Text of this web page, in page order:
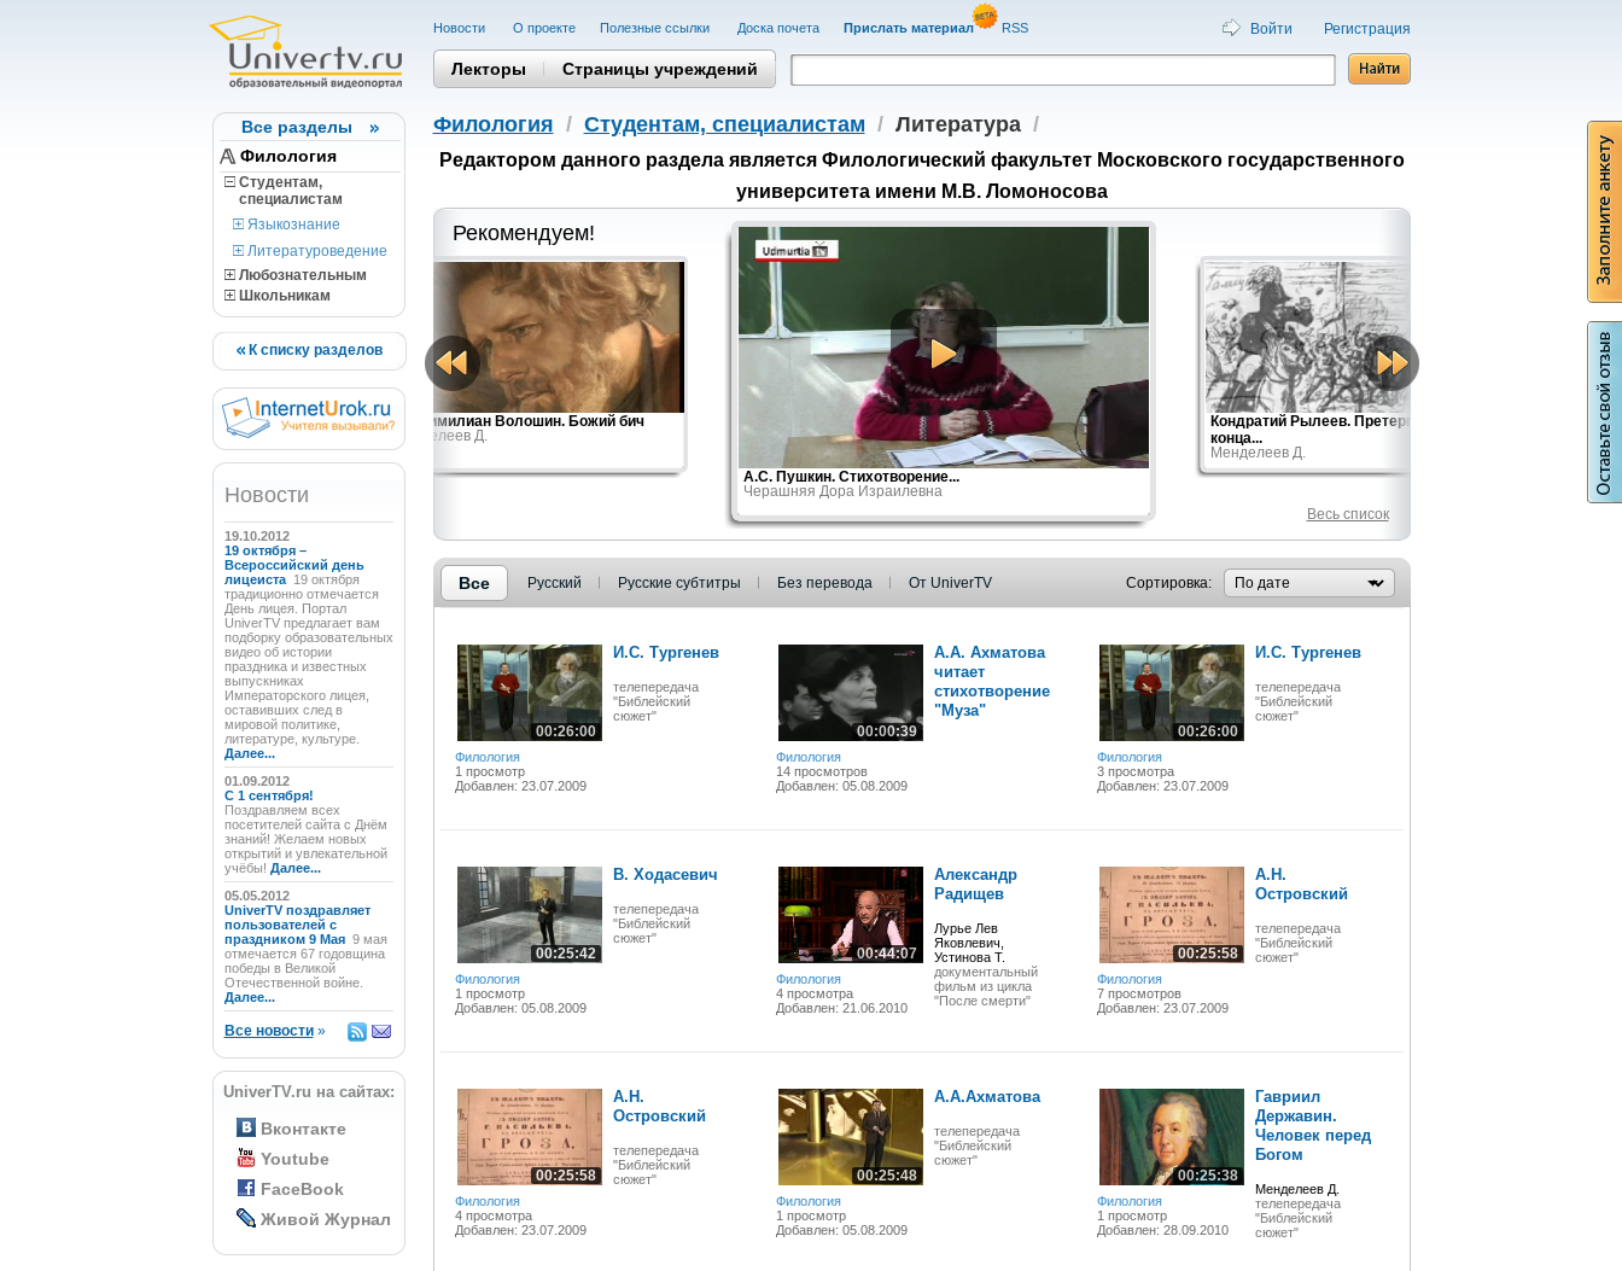
Все разделы
Филология
Студентам,
cпециалистам
Языкознание
Литературоведение
Любознательным
Школьникам
К списку разделов
Новости
19.10.2012
19 октября –
Всероссийский день
лицеиста 19 октября
традиционно отмечается
День лицея. Портал
UniverTV предлагает вам
подборку образовательных
видео об истории
праздника и известных
выпускниках
Императорского лицея,
оставивших след в
мировой политике,
литературе, культуре.
Далее...
01.09.2012
C 1 сентября!
Поздравляем всех
посетителей сайта с Днём
знаний! Желаем новых
открытий и увлекательной
учёбы! Далее...
05.05.2012
UniverTV поздравляет
пользователей с
праздником 9 Мая 9 мая
отмечается 67 годовщина
победы в Великой
Отечественной войне.
Далее...
Все новости»
UniverTV.ru на сайтах:
Вконтакте
Youtube
FaceBook
Живой Журнал
Новости О проекте Полезные cсылки Доска почета Прислать материал RSS Войти Регистрация
Лекторы Страницы учреждений
Филология / Студентам, cпециалистам / Литература/
Редактором данного раздела является Филологический факультет Московского государственного
университета имени М.В. Ломоносова
Весь список
Рекомендуем!
Максимилиан Волошин. Божий бич
Менделеев Д.
А.С. Пушкин. Стихотворение...
Черашняя Дора Израилевна
Кондратий Рылеев. Претерпевший до
конца...
Менделеев Д.
Данте
Все Русский Русские субтитры Без перевода От UniverTV Сортировка:
00:26:00
Филология
1 просмотр
Добавлен: 23.07.2009
И.С. Тургенев
телепередача
"Библейский
сюжет"
00:00:39
Филология
14 просмотров
Добавлен: 05.08.2009
А.А. Ахматова
читает
стихотворение
"Муза"
00:26:00
Филология
3 просмотра
Добавлен: 23.07.2009
И.С. Тургенев
телепередача
"Библейский
сюжет"
00:25:42
Филология
1 просмотр
Добавлен: 05.08.2009
В. Ходасевич
телепередача
"Библейский
сюжет"
00:44:07
Филология
4 просмотра
Добавлен: 21.06.2010
Александр
Радищев
Лурье Лев
Яковлевич,
Устинова Т.
документальный
фильм из цикла
"После смерти"
00:25:58
Филология
7 просмотров
Добавлен: 23.07.2009
А.Н.
Островский
телепередача
"Библейский
сюжет"
00:25:58
Филология
4 просмотра
Добавлен: 23.07.2009
А.Н.
Островский
телепередача
"Библейский
сюжет"
00:25:48
Филология
1 просмотр
Добавлен: 05.08.2009
А.А.Ахматова
телепередача
"Библейский
сюжет"
00:25:38
Филология
1 просмотр
Добавлен: 28.09.2010
Гавриил
Державин.
Человек перед
Богом
Менделеев Д.
телепередача
"Библейский
сюжет"